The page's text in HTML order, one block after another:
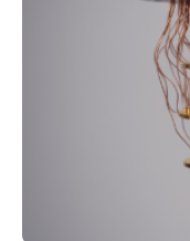
der Forschung der
Jahre alt geworden
Internationalen
technologie
internationale